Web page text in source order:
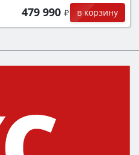
479 990 в корзину